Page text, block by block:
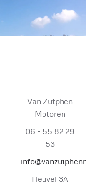
Van Zutphen
Motoren
06 - 55 82 29
53
Heuvel 3A